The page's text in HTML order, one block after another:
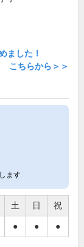
ました！
こちらから＞＞
ます
土 日 祝
● ● ●